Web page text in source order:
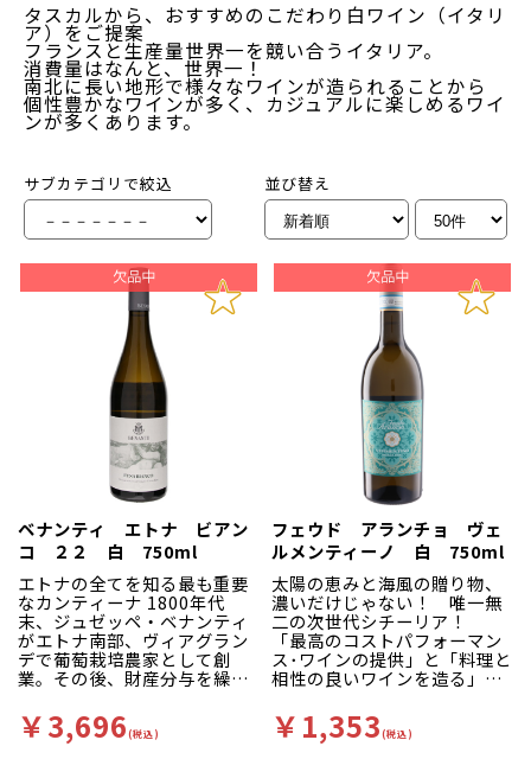
タスカルから、おすすめのこだわり白ワイン（イタリ
ア）をご提案
フランスと生産量世界一を競い合うイタリア。
消費量はなんと、世界一！
南北に長い地形で様々なワインが造られることから
個性豊かなワインが多く、カジュアルに楽しめるワイ
ンが多くあります。
サブカテゴリで絞込 並び替え
ベナンティ エトナ ビアン
コ ２２ 白 750ml
エトナの全てを知る最も重要
なカンティーナ 1800年代
末、ジュゼッペ・ベナンティ
がエトナ南部、ヴィアグラン
デで葡萄栽培農家として創
業。その後、財産分与を繰り
ます。 『1988年、初代ジュゼ
ッペの孫で現当主の父、故ジ
￥3,696(税込)
フェウド アランチョ ヴェ
ルメンティーノ 白 750ml
太陽の恵みと海風の贈り物、
濃いだけじゃない！ 唯一無
二の次世代シチーリア！
「最高のコストパフォーマン
ス･ワインの提供」と「料理と
相性の良いワインを造る」と
立されたフェウド・アランチ
ョ。栽培しているのは「グリ
￥1,353(税込)